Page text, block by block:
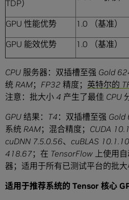
TDP）
GPU 性能优势 1.0 （基准）
GPU 能效优势
1.0 （基准）
CPU 服务器：双插槽至强 Gold
统 RAM； FP32 精度； 英特尔的
注意：批大小 4 产生了最佳 CPU
GPU 结果： T4 ：双插槽至强 Gold
系统 RAM；混合精度； CUDA
cuDNN 7.5.0.56、 cuBLAS
418.67；在 TensorFlow 上使用
器；适用于所有已测试平台的批
适用于推荐系统的 Tensor 核心